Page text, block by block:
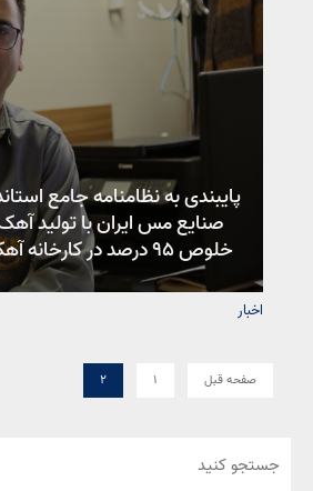
پایبندی به نظامنامه جامع
صنایع مس ایران با تولید
خلوص ۹۵ درصد در کارخانه آهک هیدراته اهر
اخبار
صفحه قبل ۱ ۲